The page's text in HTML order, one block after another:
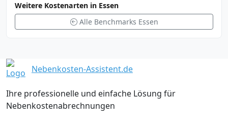
Weitere Kostenarten in Essen
Alle Benchmarks Essen
Nebenkosten-Assistent.de
Ihre professionelle und einfache Lösung für
Nebenkostenabrechnungen